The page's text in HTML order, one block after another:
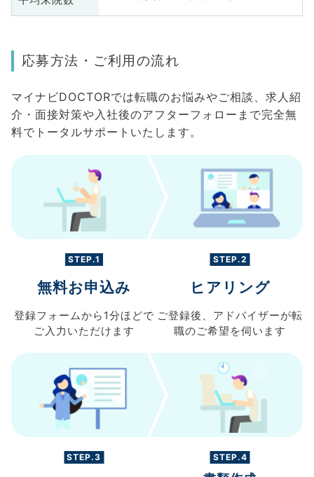
応募方法・ご利用の流れ
マイナビDOCTORでは転職のお悩みやご相談、求人紹
介・面接対策や入社後のアフターフォローまで完全無
料でトータルサポートいたします。
STEP.1
無料お申込み
登録フォームから 1分ほどで
ご入力 いただけます
STEP.2
ヒアリング
ご登録後、 アドバイザーが転
職のご希望を伺います
STEP.3 STEP.4